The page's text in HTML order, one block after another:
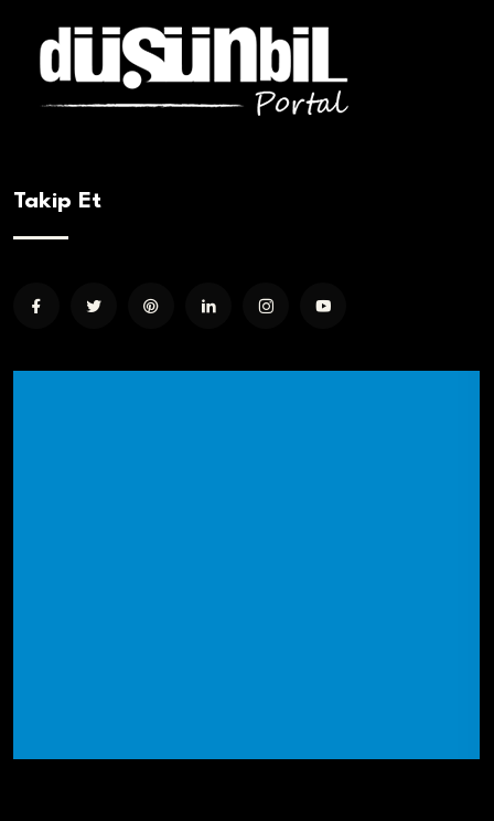
Takip Et